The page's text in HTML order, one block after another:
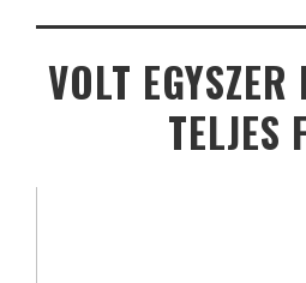
VOLT
TELJES